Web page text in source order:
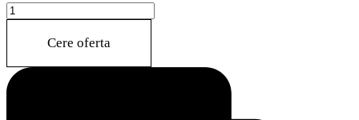
LUSAKA(M240)
quantity
Cere oferta